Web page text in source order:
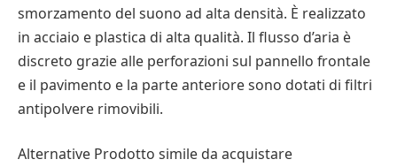
smorzamento del suono ad alta densità. È realizzato
in acciaio e plastica di alta qualità. Il flusso d’aria è
discreto grazie alle perforazioni sul pannello frontale
e il pavimento e la parte anteriore sono dotati di filtri
antipolvere rimovibili.
Alternative Prodotto simile da acquistare